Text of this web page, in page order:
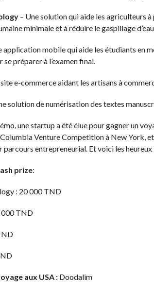
– Une solution qui aide les agriculteurs
minimale et à réduire le gaspillage
application mobile qui aide les étudiants en
préparer à l’examen final.
site e-commerce aidant les artisans à
solution de numérisation des textes
une startup a été élue pour gagner un
Venture Competition à New York,
parcours entrepreneurial. Et voici les heureux
prize:
: 20 000 TND
000 TND
aux USA : Doodalim